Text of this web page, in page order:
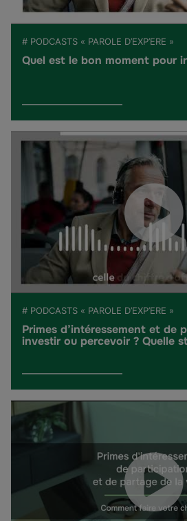
# PODCASTS « PAROLE D’EXP’ERE »
Quel est le bon moment pour
# PODCASTS « PAROLE D’EXP’ERE »
Primes d’intéressement et de
investir ou percevoir ? Quelle